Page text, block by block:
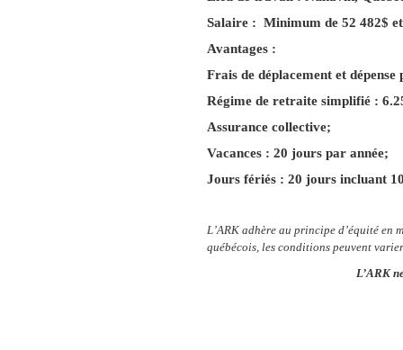
Salaire : Minimum de 52 482$
Avantages :
Frais de déplacement et
Régime de retraite simplifié :
Assurance collective;
Vacances : 20 jours par année;
Jours fériés : 20 jours incluant
L’ARK adhère au principe d’équité en
québécois, les conditions peuvent
L’ARK